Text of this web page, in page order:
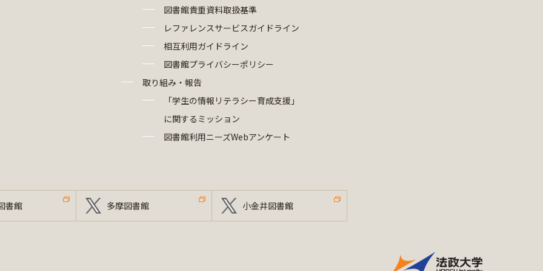
図書館貴重資料取扱基準
レファレンスサービスガイドライン
相互利用ガイドライン
図書館プライバシーポリシー
取り組み・報告
「学生の情報リテラシー育成支援」
に関するミッション
図書館利用ニーズWebアンケート
書館 多摩図書館 小金井図書館